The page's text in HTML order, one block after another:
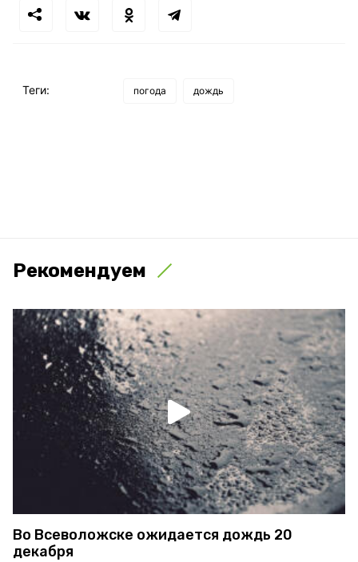
Теги: погода дождь
Рекомендуем
Во Всеволожске ожидается дождь 20
декабря